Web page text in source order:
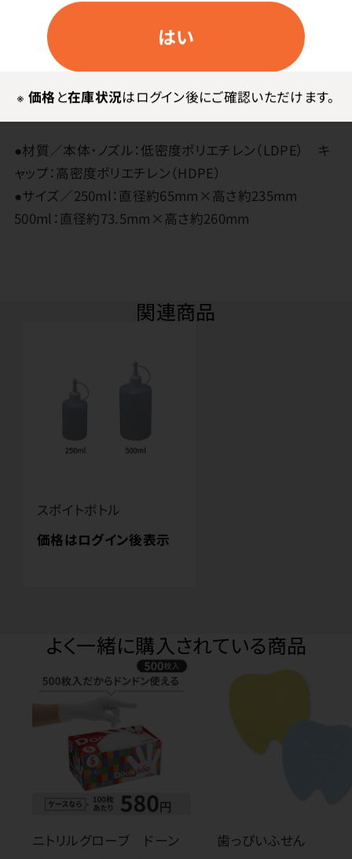
はい
※ 価格と在庫状況はログイン後にご確認いただけます。
アズワン
その他
●材質／本体･ノズル：低密度ポリエチレン（LDPE） キ
ャップ：高密度ポリエチレン（HDPE）
●サイズ／250ml：直径約65mm×高さ約235mm
500ml：直径約73.5mm×高さ約260mm
関連商品
スポイトボトル
価格はログイン後表示
よく一緒に購入されている商品
ニトリルグローブ ドーン
歯っぴいふせん